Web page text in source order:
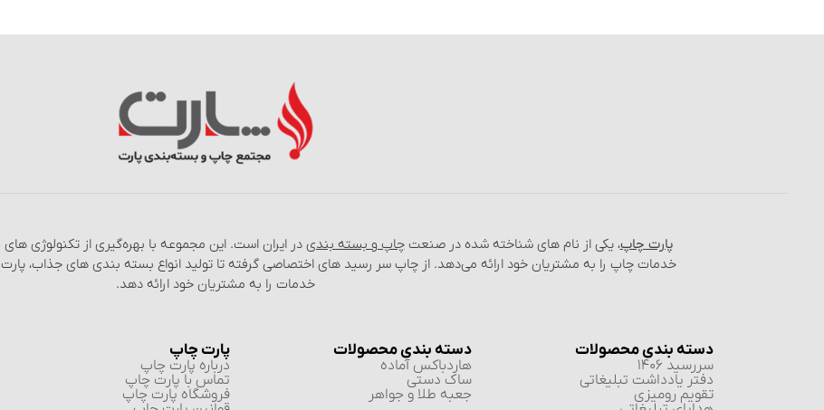
پارت چاپ، یکی از نام‌ های شناخته شده در صنعتچاپ و بسته‌ بندی در ایران است. این مجموعه با بهره‌گیری از تکنولوژی‌
خدمات چاپ را به مشتریان خود ارائه می‌دهد. از چاپ سر رسید های اختصاصی گرفته تا تولید انواع بسته‌ بندی‌ های جذاب،
خدمات را به مشتریان خود ارائه دهد.
دسته بندی محصولات
سررسید 1406
دفتر یادداشت تبلیغاتی
تقویم رومیزی
دسته بندی محصولات
هاردباکس آماده
ساک دستی
جعبه طلا و جواهر
پارت چاپ
درباره پارت چاپ
تماس با پارت چاپ
فروشگاه پارت چاپ